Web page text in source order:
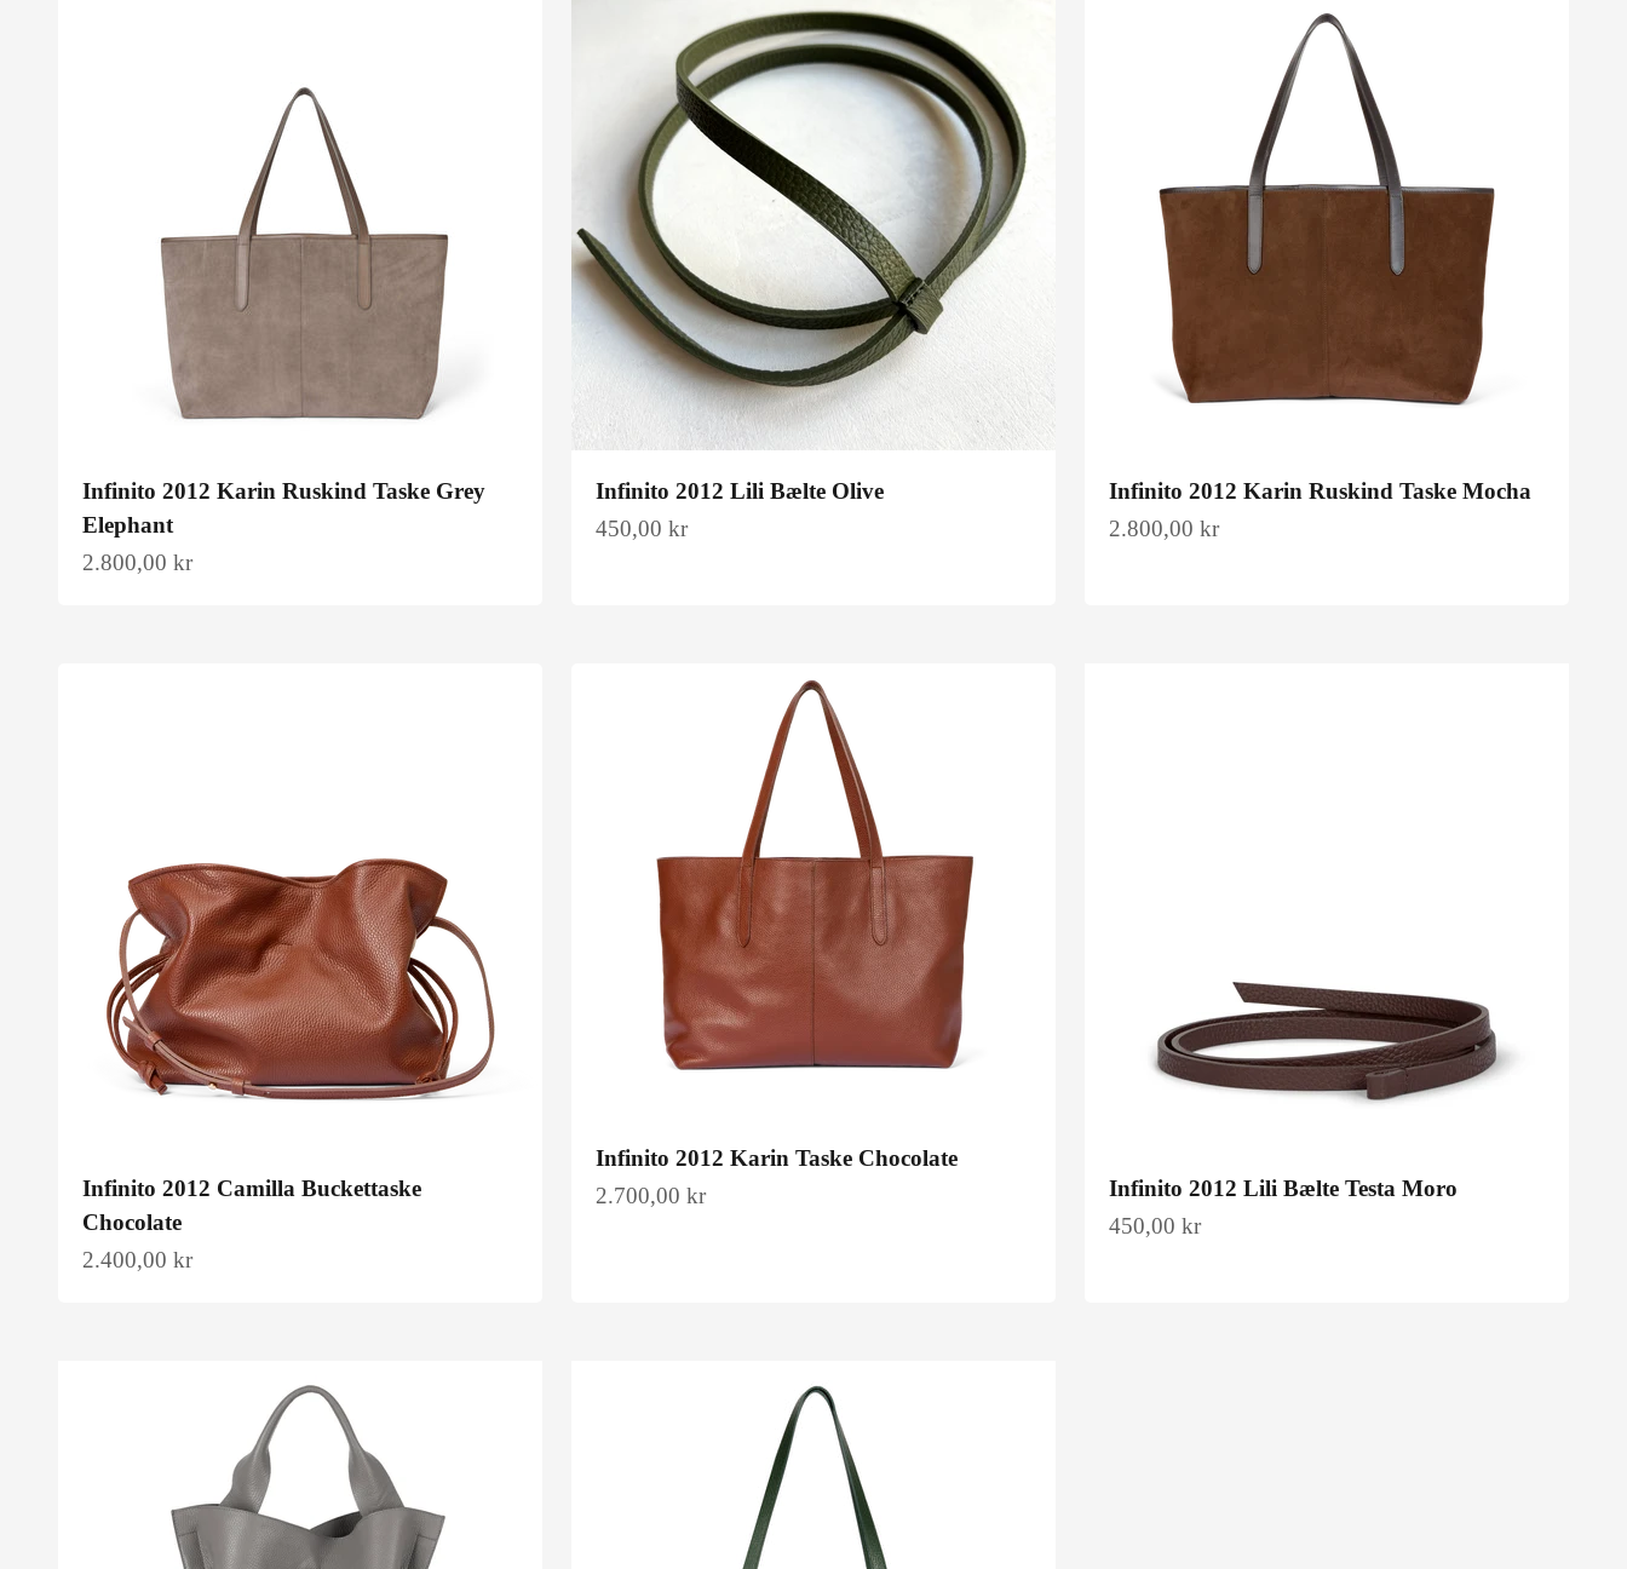
Infinito 2012 Karin Ruskind Taske Grey
Elephant
Salgspris
2.800,00 kr
Infinito 2012 Lili Bælte Olive
Salgspris
450,00 kr
Infinito 2012 Karin Ruskind Taske Mocha
Salgspris
2.800,00 kr
Infinito 2012 Camilla Buckettaske
Chocolate
Salgspris
2.400,00 kr
Infinito 2012 Karin Taske Chocolate
Salgspris
2.700,00 kr
Infinito 2012 Lili Bælte Testa Moro
Salgspris
450,00 kr